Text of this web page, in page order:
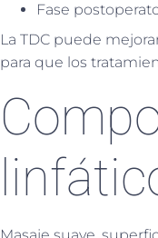
Fase
La TDC puede
para que los